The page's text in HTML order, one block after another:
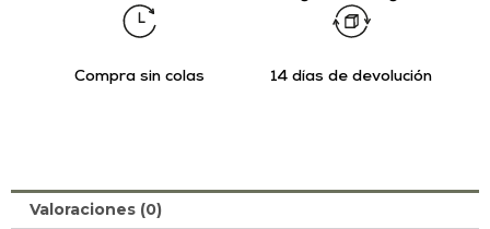
Compra sin colas 14 días de devolución
Valoraciones (0)